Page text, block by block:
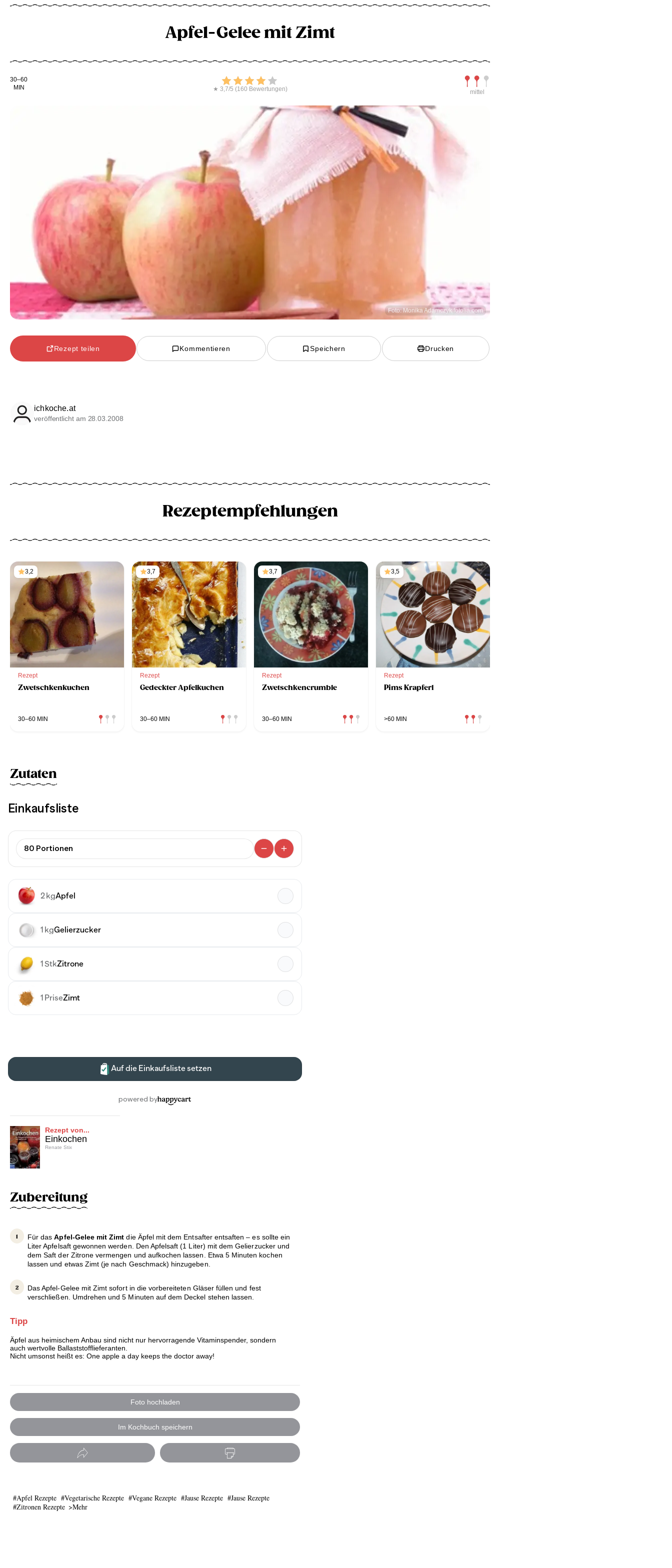
Apfel-Gelee mit Zimt
Kochdauer
30–60
MIN
Bewerten
★ 3,7/5 (160 Bewertungen)
Schwierigkeit
mittel
Foto: Monika Adamczyk fotolia.com
Rezept teilen Kommentieren Speichern Drucken
ichkoche.at
veröffentlicht am 28.03.2008
Rezeptempfehlungen
3,2
Rezept
Zwetschkenkuchen
30–60 MIN
3,7
Rezept
Gedeckter Apfelkuchen
30–60 MIN
3,7
Rezept
Zwetschkencrumble
30–60 MIN
3,5
Rezept
Pims Krapferl
>60 MIN
Zutaten
Rezept von...
Einkochen
Renate Stix
Zubereitung
Für dasApfel-Gelee mit Zimt die Äpfel mit dem Entsafter entsaften – es sollte ein
Liter Apfelsaft gewonnen werden. Den Apfelsaft (1 Liter) mit dem Gelierzucker und
dem Saft der Zitrone vermengen und aufkochen lassen. Etwa 5 Minuten kochen
lassen und etwas Zimt (je nach Geschmack) hinzugeben.
Das Apfel-Gelee mit Zimt sofort in die vorbereiteten Gläser füllen und fest
verschließen. Umdrehen und 5 Minuten auf dem Deckel stehen lassen.
Tipp
Äpfel aus heimischem Anbau sind nicht nur hervorragende Vitaminspender, sondern
auch wertvolle Ballaststofflieferanten.
Nicht umsonst heißt es: One apple a day keeps the doctor away!
Foto hochladen
Im Kochbuch speichern
Apfel Rezepte Vegetarische Rezepte Vegane Rezepte Jause Rezepte
Jause Rezepte
Zitronen Rezepte
Mehr